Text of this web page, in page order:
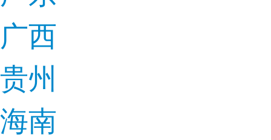
广西
贵州
海南